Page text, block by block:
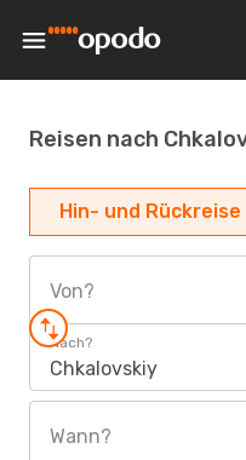
Reisen nach
Hin- und Rückreise
Von?
Nach?
Chkalovskiy
Wann?